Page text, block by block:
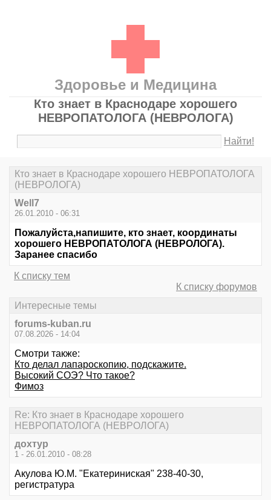
Здоровье и Медицина
Кто знает в Краснодаре хорошего
НЕВРОПАТОЛОГА (НЕВРОЛОГА)
Найти!
Кто знает в Краснодаре хорошего НЕВРОПАТОЛОГА
(НЕВРОЛОГА)
Well7
26.01.2010 - 06:31
Пожалуйста,напишите, кто знает, координаты
хорошего НЕВРОПАТОЛОГА (НЕВРОЛОГА).
Заранее спасибо
К списку тем
К списку форумов
Интересные темы
forums-kuban.ru
07.08.2026 - 14:04
Смотри также:
Кто делал лапароскопию, подскажите.
Высокий СОЭ? Что такое?
Фимоз
Re: Кто знает в Краснодаре хорошего
НЕВРОПАТОЛОГА (НЕВРОЛОГА)
дохтур
1 - 26.01.2010 - 08:28
Акулова Ю.М. "Екатериниская" 238-40-30,
регистратура